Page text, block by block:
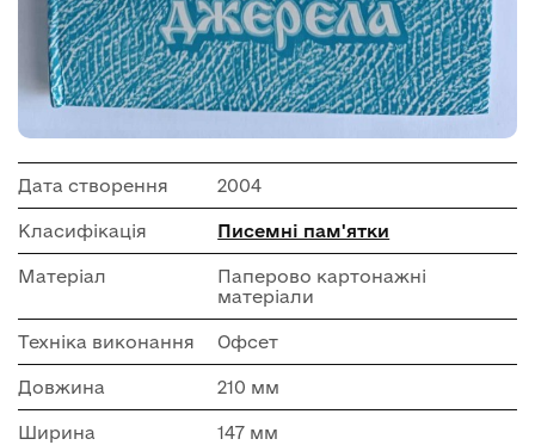
Дата створення 2004
Класифікація Писемні пам'ятки
Матеріал
Паперово картонажні
матеріали
Техніка виконання Офсет
Довжина 210 мм
Ширина 147 мм